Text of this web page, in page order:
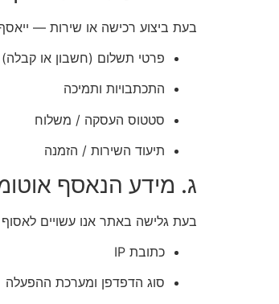
בעת ביצוע רכישה או שירות —
פרטי תשלום (חשבון או קבלה)
התכתבויות ותמיכה
סטטוס העסקה / משלוח
תיעוד השירות / הזמנה
ג. מידע הנאסף
בעת גלישה באתר אנו עשויים לאסוף
כתובת IP
סוג הדפדפן ומערכת ההפעלה